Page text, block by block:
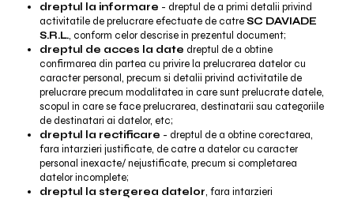
dreptul la informare - dreptul de a primi detalii privind
activitatile de prelucrare efectuate de catreSC DAVIADE
S.R.L., conform celor descrise in prezentul document;
dreptul de acces la date dreptul de a obtine
confirmarea din partea cu privire la prelucrarea datelor cu
caracter personal, precum si detalii privind activitatile de
prelucrare precum modalitatea in care sunt prelucrate datele,
scopul in care se face prelucrarea, destinatarii sau categoriile
de destinatari ai datelor, etc;
dreptul la rectificare - dreptul de a obtine corectarea,
fara intarzieri justificate, de catre a datelor cu caracter
personal inexacte/ nejustificate, precum si completarea
datelor incomplete;
dreptul la stergerea datelor, fara intarzieri